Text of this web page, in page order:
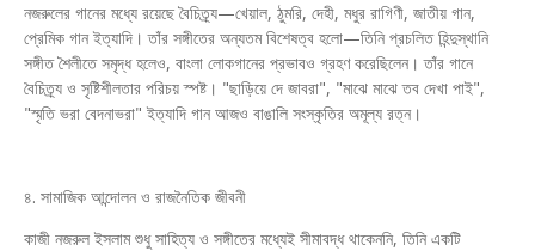
নজরুলের গানের মধ্যে রয়েছে বৈচিত্র্য—খেয়াল, ঠুমরি, দেহী, মধুর রাগিণী, জাতীয় গান,
প্রেমিক গান ইত্যাদি। তাঁর সঙ্গীতের অন্যতম বিশেষত্ব হলো—তিনি প্রচলিত হিন্দুস্থানি
সঙ্গীত শৈলীতে সমৃদ্ধ হলেও, বাংলা লোকগানের প্রভাবও গ্রহণ করেছিলেন। তাঁর গানে
বৈচিত্র্য ও সৃষ্টিশীলতার পরিচয় স্পষ্ট। "ছাড়িয়ে দে জাবরা", "মাঝে মাঝে তব দেখা পাই",
"স্মৃতি ভরা বেদনাভরা" ইত্যাদি গান আজও বাঙালি সংস্কৃতির অমূল্য রত্ন।
৪. সামাজিক আন্দোলন ও রাজনৈতিক জীবনী
কাজী নজরুল ইসলাম শুধু সাহিত্য ও সঙ্গীতের মধ্যেই সীমাবদ্ধ থাকেননি, তিনি একটি